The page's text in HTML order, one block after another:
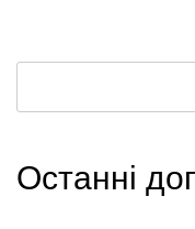
Останні